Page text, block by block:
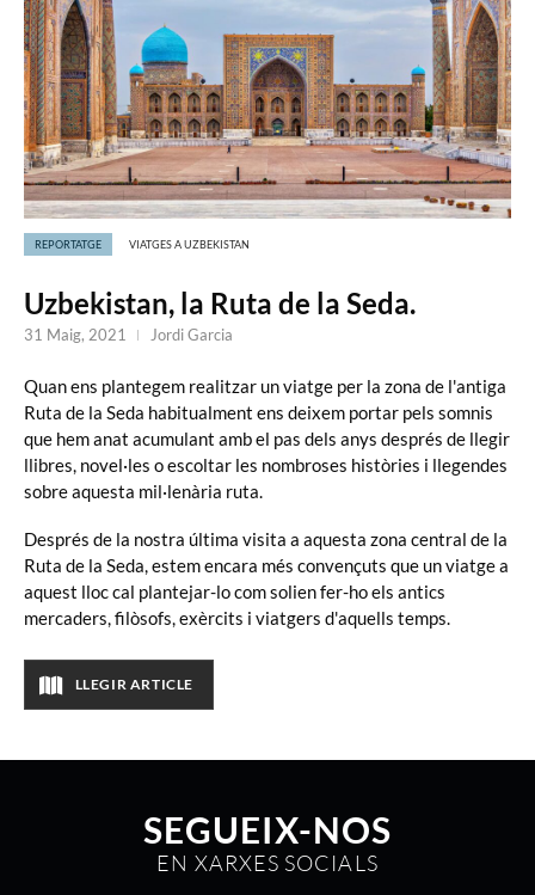
Uzbekistan, la Ruta de la Seda.
REPORTATGE VIATGES A UZBEKISTAN
Quan ens plantegem realitzar un viatge per la zona de l'antiga
Ruta de la Seda habitualment ens deixem portar pels somnis
que hem anat acumulant amb el pas dels anys després de llegir
llibres, novel·les o escoltar les nombroses històries i llegendes
sobre aquesta mil·lenària ruta.
Després de la nostra última visita a aquesta zona central de la
Ruta de la Seda, estem encara més convençuts que un viatge a
aquest lloc cal plantejar-lo com solien fer-ho els antics
mercaders, filòsofs, exèrcits i viatgers d'aquells temps.
LLEGIR ARTICLE
31 Maig, 2021 Jordi Garcia
SEGUEIX-NOS
EN XARXES SOCIALS